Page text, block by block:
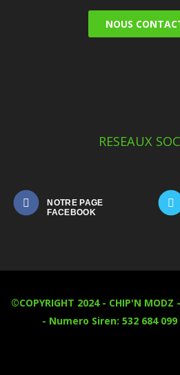
NOUS
RESEAUX
NOTRE PAGE
©COPYRIGHT 2024 - CHIP'N MODZ -
- Numero Siren: 532 684 099